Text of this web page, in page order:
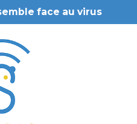
face au virus